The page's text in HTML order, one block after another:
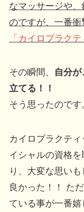
なマッサージや
のですが、一番
「カイロプラクテ
その瞬間、
自分
立てる！！
そう思ったのです
カイロプラクテ
イシャルの資格
り、大変な思い
良かった！！ た
ている事が一番嬉